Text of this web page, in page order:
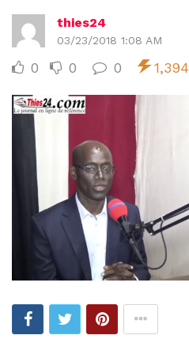
thies24
03/23/2018 1:08 AM
0 0 0 1,394